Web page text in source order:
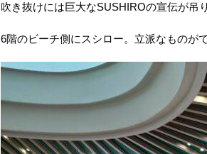
吹き抜けには巨大なSUSHIROの宣伝が吊
6階のビーチ側にスシロー。立派なものが